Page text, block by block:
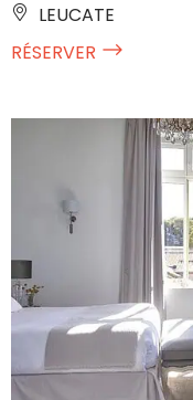
LEUCATE
RÉSERVER